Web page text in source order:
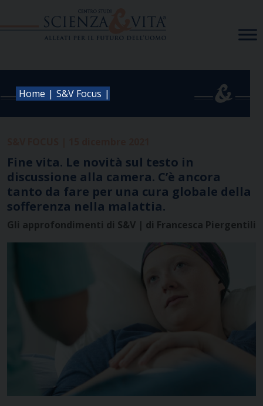
Home | S&V Focus |
Fine vita. Le novità sul testo in
discussione alla camera. C’è ancora
tanto da fare per una cura globale della
sofferenza nella malattia.
Gli approfondimenti di S&V | di Francesca Piergentili